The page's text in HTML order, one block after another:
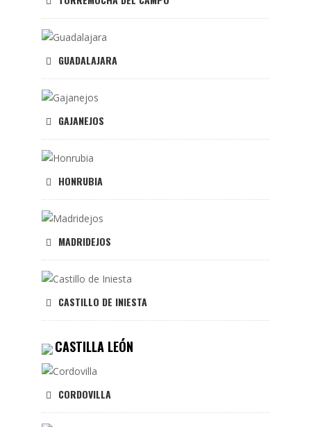
GUADALAJARA
GAJANEJOS
HONRUBIA
MADRIDEJOS
CASTILLO DE INIESTA
CASTILLA LEÓN
CORDOVILLA